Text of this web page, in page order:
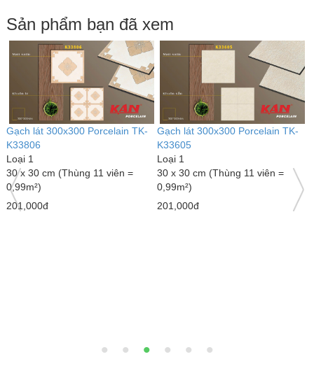
Sản phẩm bạn đã xem
Gạch lát 300x300 Porcelain TK-
K33806
Loại 1
30 x 30 cm (Thùng 11 viên =
0,99m²)
201,000đ
Gạch lát 300x300 Porcelain TK-
K33605
Loại 1
30 x 30 cm (Thùng 11 viên =
0,99m²)
201,000đ